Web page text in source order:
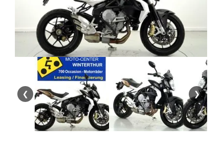
❮ ❯